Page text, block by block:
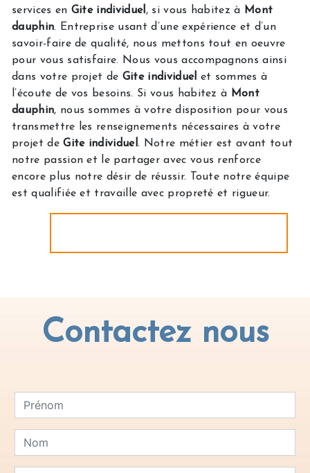
services en Gite individuel , si vous habitez à Mont
dauphin. Entreprise usant d’une expérience et d’un
savoir-faire de qualité, nous mettons tout en oeuvre
pour vous satisfaire. Nous vous accompagnons ainsi
dans votre projet de Gite individuel et sommes à
l’écoute de vos besoins. Si vous habitez à Mont
dauphin, nous sommes à votre disposition pour vous
transmettre les renseignements nécessaires à votre
projet deGite individuel. Notre métier est avant tout
notre passion et le partager avec vous renforce
encore plus notre désir de réussir. Toute notre équipe
est qualifiée et travaille avec propreté et rigueur.
Contactez nous